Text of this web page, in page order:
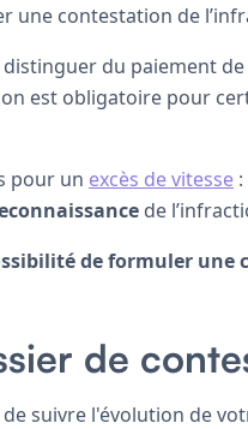
une contestation de
du paiement de
est obligatoire pour
pour un excès de vitesse
de
de formuler une
de
suivre l'évolution de